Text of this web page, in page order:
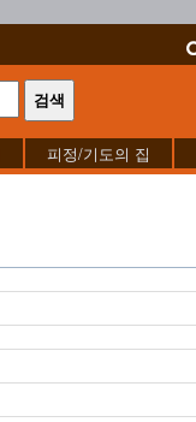
피정/기도의 집